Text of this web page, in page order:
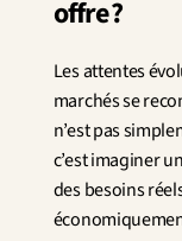
Innovation
Intelligence
Stratégie
Design
Expérience
Aérospatial
Défense
offre ?
Les attentes
marchés se
n’est pas
c’est imaginer
des besoins